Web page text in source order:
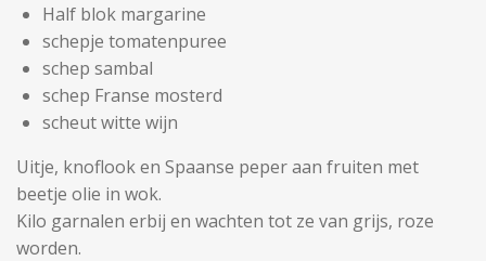
Half blok margarine
schepje tomatenpuree
schep sambal
schep Franse mosterd
scheut witte wijn
Uitje, knoflook en Spaanse peper aan fruiten met
beetje olie in wok.
Kilo garnalen erbij en wachten tot ze van grijs, roze
worden.